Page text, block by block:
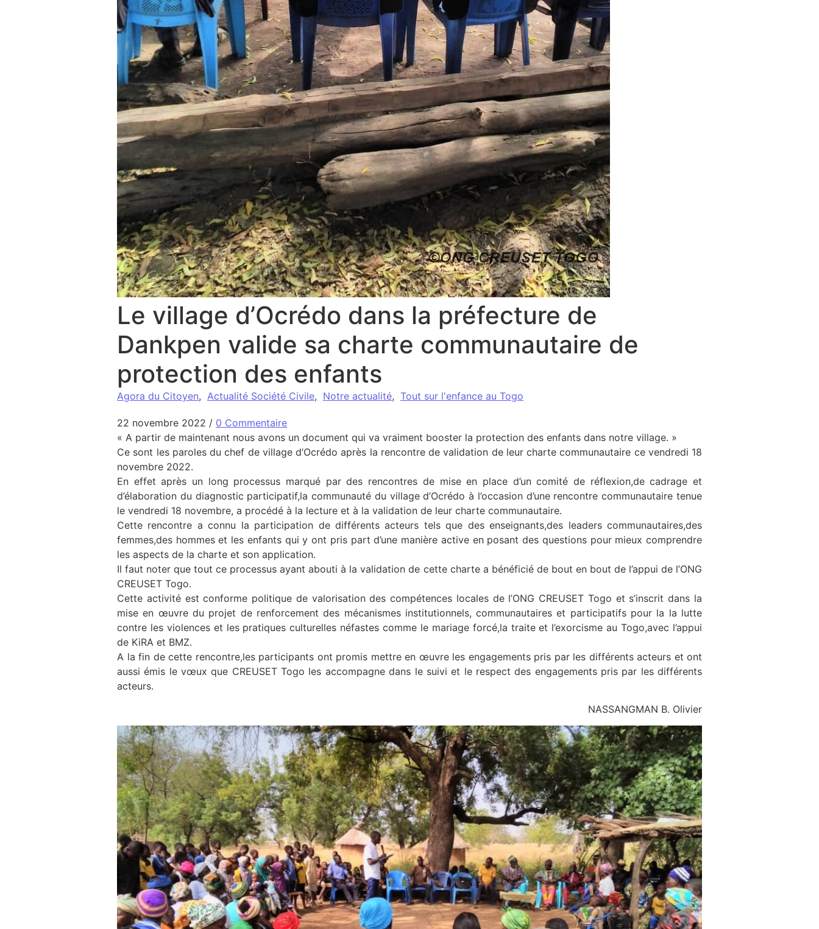
Le village d’Ocrédo dans la préfecture de
Dankpen valide sa charte communautaire de
protection des enfants
Agora du Citoyen, Actualité Société Civile, Notre actualité, Tout sur l'enfance au Togo
22 novembre 2022 / 0 Commentaire
« A partir de maintenant nous avons un document qui va vraiment booster la protection des enfants dans notre village. »
Ce sont les paroles du chef de village d’Ocrédo après la rencontre de validation de leur charte communautaire ce vendredi 18
novembre 2022.
En effet après un long processus marqué par des rencontres de mise en place d’un comité de réflexion,de cadrage et
d’élaboration du diagnostic participatif,la communauté du village d’Ocrédo à l’occasion d’une rencontre communautaire tenue
le vendredi 18 novembre, a procédé à la lecture et à la validation de leur charte communautaire.
Cette rencontre a connu la participation de différents acteurs tels que des enseignants,des leaders communautaires,des
femmes,des hommes et les enfants qui y ont pris part d’une manière active en posant des questions pour mieux comprendre
les aspects de la charte et son application.
Il faut noter que tout ce processus ayant abouti à la validation de cette charte a bénéficié de bout en bout de l’appui de l’ONG
CREUSET Togo.
Cette activité est conforme politique de valorisation des compétences locales de l’ONG CREUSET Togo et s’inscrit dans la
mise en œuvre du projet de renforcement des mécanismes institutionnels, communautaires et participatifs pour la la lutte
contre les violences et les pratiques culturelles néfastes comme le mariage forcé,la traite et l’exorcisme au Togo,avec l’appui
de KiRA et BMZ.
A la fin de cette rencontre,les participants ont promis mettre en œuvre les engagements pris par les différents acteurs et ont
aussi émis le vœux que CREUSET Togo les accompagne dans le suivi et le respect des engagements pris par les différents
acteurs.
NASSANGMAN B. Olivier